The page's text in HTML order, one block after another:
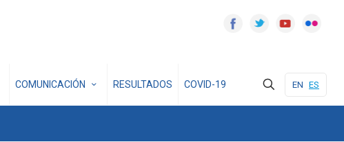
COMUNICACIÓN RESULTADOS COVID-19 EN ES